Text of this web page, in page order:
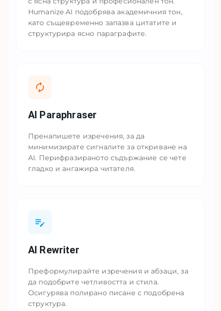
Humanize AI подобрява академичния тон,
като същевременно запазва цитатите и
структурира ясно параграфите.
AI Paraphraser
Пренапишете изречения, за да
минимизирате сигналите за откриване на
AI. Перифразираното съдържание се чете
гладко и ангажира читателя.
AI Rewriter
Преформулирайте изречения и абзаци, за
да подобрите четливостта и стила.
Осигурява полирано писане с подобрена
структура.